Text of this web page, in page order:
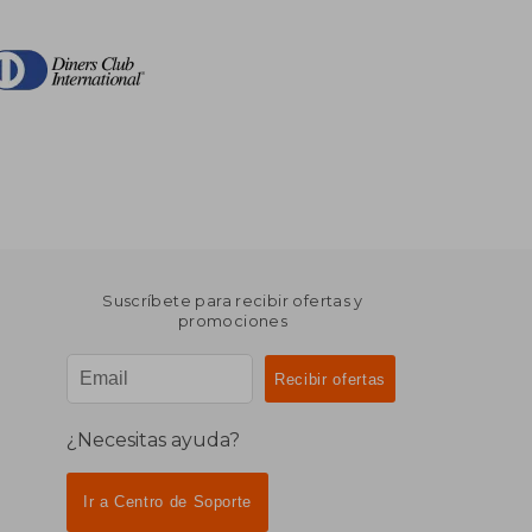
Suscríbete para recibir ofertas y
promociones
¿Necesitas ayuda?
Ir a Centro de Soporte